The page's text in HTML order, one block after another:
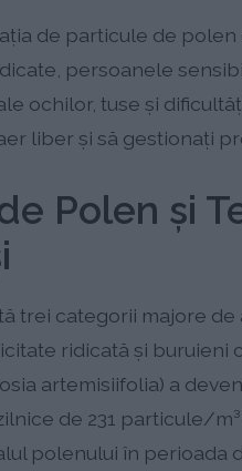
de particule de polen
persoanele
ochilor, tuse și
liber și să gestionați
Polen și
trei categorii majore
ridicată și buruieni
artemisiifolia) a
de 231 particule/
polenului în perioada